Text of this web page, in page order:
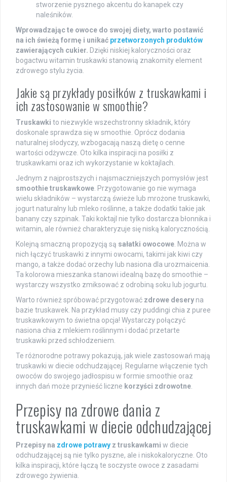
stworzenie pysznego akcentu do kanapek czy
naleśników.
Wprowadzając te owoce do swojej diety, warto postawić
na ich świeżą formę i unikać przetworzonych produktów
zawierających cukier. Dzięki niskiej kaloryczności oraz
bogactwu witamin truskawki stanowią znakomity element
zdrowego stylu życia.
Jakie są przykłady posiłków z truskawkami i
ich zastosowanie w smoothie?
Truskawki to niezwykle wszechstronny składnik, który
doskonale sprawdza się w smoothie. Oprócz dodania
naturalnej słodyczy, wzbogacają naszą dietę o cenne
wartości odżywcze. Oto kilka inspiracji na posiłki z
truskawkami oraz ich wykorzystanie w koktajlach.
Jednym z najprostszych i najsmaczniejszych pomysłów jest
smoothie truskawkowe. Przygotowanie go nie wymaga
wielu składników – wystarczą świeże lub mrożone truskawki,
jogurt naturalny lub mleko roślinne, a także dodatki takie jak
banany czy szpinak. Taki koktajl nie tylko dostarcza błonnika i
witamin, ale również charakteryzuje się niską kalorycznością.
Kolejną smaczną propozycją są sałatki owocowe. Można w
nich łączyć truskawki z innymi owocami, takimi jak kiwi czy
mango, a także dodać orzechy lub nasiona dla urozmaicenia.
Ta kolorowa mieszanka stanowi idealną bazę do smoothie –
wystarczy wszystko zmiksować z odrobiną soku lub jogurtu.
Warto również spróbować przygotować zdrowe desery na
bazie truskawek. Na przykład musy czy puddingi chia z puree
truskawkowym to świetna opcja! Wystarczy połączyć
nasiona chia z mlekiem roślinnym i dodać przetarte
truskawki przed schłodzeniem.
Te różnorodne potrawy pokazują, jak wiele zastosowań mają
truskawki w diecie odchudzającej. Regularne włączenie tych
owoców do swojego jadłospisu w formie smoothie oraz
innych dań może przynieść liczne korzyści zdrowotne.
Przepisy na zdrowe dania z
truskawkami w diecie odchudzającej
Przepisy na zdrowe potrawy z truskawkami w diecie
odchudzającej są nie tylko pyszne, ale i niskokaloryczne. Oto
kilka inspiracji, które łączą te soczyste owoce z zasadami
zdrowego żywienia.